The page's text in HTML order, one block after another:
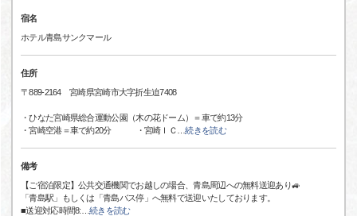
宿名
ホテル青島サンクマール
住所
〒889-2164 宮崎県宮崎市大字折生迫7408
・ひなた宮崎県総合運動公園（木の花ドーム）＝車で約13分
・宮崎空港＝車で約20分 ・宮崎ＩＣ …続きを読む
備考
【ご宿泊限定】公共交通機関でお越しの場合、青島周辺への無料送迎あり🚙
「青島駅」もしくは「青島バス停」へ無料で送迎いたしております。
■送迎対応時間8: …続きを読む